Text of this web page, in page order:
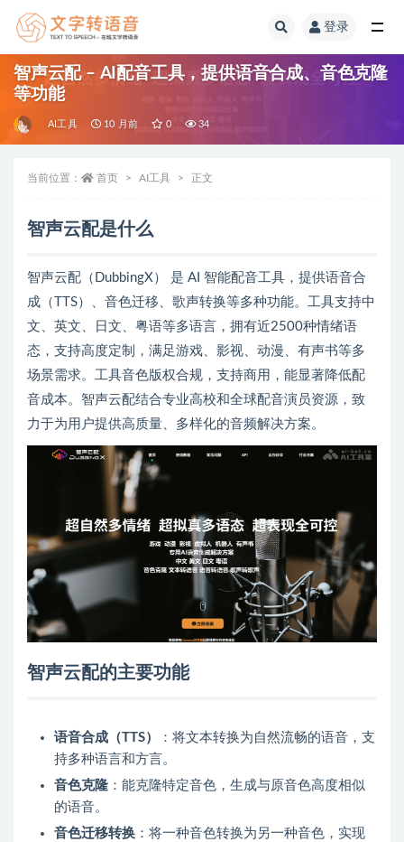
登录
智声云配 – AI配音工具，提供语音合成、音色克隆
等功能
AI工具 10 月前 0 34
当前位置： 首页 AI工具 正文
智声云配是什么
智声云配（DubbingX） 是 AI 智能配音工具，提供语音合
成（TTS）、音色迁移、歌声转换等多种功能。工具支持中
文、英文、日文、粤语等多语言，拥有近2500种情绪语
态，支持高度定制，满足游戏、影视、动漫、有声书等多
场景需求。工具音色版权合规，支持商用，能显著降低配
音成本。智声云配结合专业高校和全球配音演员资源，致
力于为用户提供高质量、多样化的音频解决方案。
智声云配的主要功能
语音合成（TTS）
：将文本转换为自然流畅的语音，支
持多种语言和方言。
音色克隆 ：能克隆特定音色，生成与原音色高度相似
的语音。
音色迁移转换 ：将一种音色转换为另一种音色，实现